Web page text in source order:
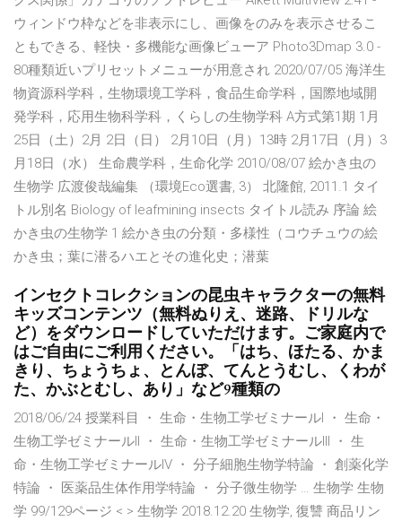
ウィンドウ枠などを非表示にし、画像をのみを表示させるこ
ともできる、軽快・多機能な画像ビューア Photo3Dmap 3.0 -
80種類近いプリセットメニューが用意され 2020/07/05 海洋生
物資源科学科，生物環境工学科，食品生命学科，国際地域開
発学科，応用生物科学科，くらしの生物学科 A方式第1期 1月
25日（土）2月 2日（日） 2月10日（月）13時 2月17日（月）3
月18日（水） 生命農学科，生命化学 2010/08/07 絵かき虫の
生物学 広渡俊哉編集 （環境Eco選書, 3） 北隆館, 2011.1 タイ
トル別名 Biology of leafmining insects タイトル読み 序論 絵
かき虫の生物学 1 絵かき虫の分類・多様性（コウチュウの絵
かき虫；葉に潜るハエとその進化史；潜葉
インセクトコレクションの昆虫キャラクターの無料
キッズコンテンツ（無料ぬりえ、迷路、ドリルな
ど）をダウンロードしていただけます。ご家庭内で
はご自由にご利用ください。「はち、ほたる、かま
きり、ちょうちょ、とんぼ、てんとうむし、くわが
た、かぶとむし、あり」など9種類の
2018/06/24 授業科目 ・ 生命・生物工学ゼミナールI ・ 生命・
生物工学ゼミナールII ・ 生命・生物工学ゼミナールIII ・ 生
命・生物工学ゼミナールIV ・ 分子細胞生物学特論 ・ 創薬化学
特論 ・ 医薬品生体作用学特論 ・ 分子微生物学 … 生物学 生物
学 99/129ページ < > 生物学 2018.12.20 生物学, 復讐 商品リン